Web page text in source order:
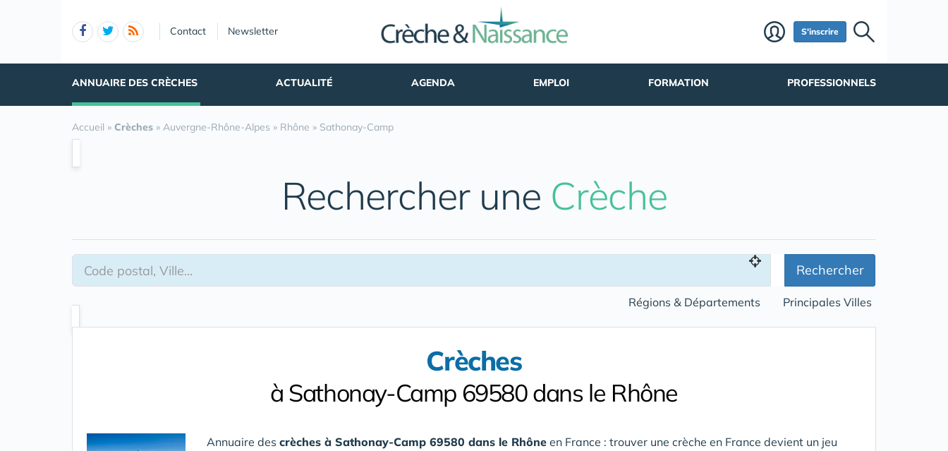
Contact Newsletter S'inscrire
ANNUAIRE DES CRÈCHES ACTUALITÉ AGENDA EMPLOI FORMATION PROFESSIONNELS
Accueil » Crèches » Auvergne-Rhône-Alpes » Rhône » Sathonay-Camp
Rechercher une Crèche
Rechercher
Régions & Départements Principales Villes
Crèches
à Sathonay-Camp 69580 dans le Rhône
Annuaire des crèches à Sathonay-Camp 69580 dans le Rhône en France : trouver une crèche en France devient un jeu